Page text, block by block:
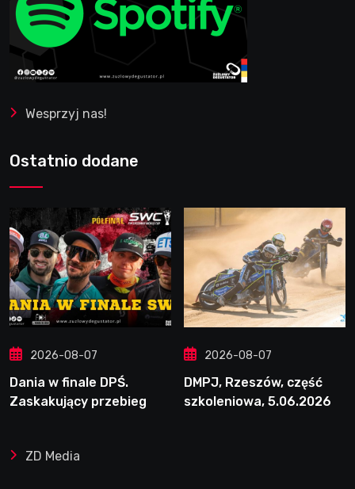
Wesprzyj nas!
Ostatnio dodane
2026-08-07
Dania w finale DPŚ.
Zaskakujący przebieg
2026-08-07
DMPJ, Rzeszów, część
szkoleniowa, 5.06.2026
ZD Media